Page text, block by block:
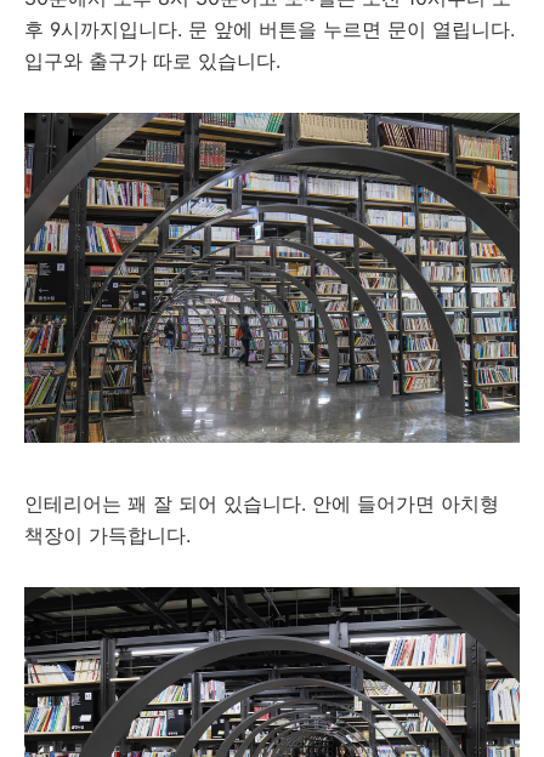
후 9시까지입니다. 문 앞에 버튼을 누르면 문이 열립니다.
입구와 출구가 따로 있습니다.
인테리어는 꽤 잘 되어 있습니다. 안에 들어가면 아치형
책장이 가득합니다.